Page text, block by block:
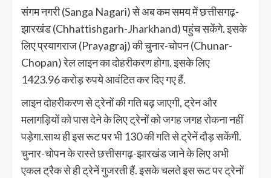
संगम नगरी (Sanga Nagari) से अब कम समय में छत्तीसगढ़-
झारखंड (Chhattishgarh-Jharkhand) पहुंच सकेंगे. इसके
लिए प्रयागराज (Prayagraj) की चुनार-चोपन (Chunar-
Chopan) रेल लाइन का दोहरीकरण होगा. इसके लिए
1423.96 करोड़ रुपये आवंटित कर दिए गए हैं.
लाइन दोहरीकरण से ट्रेनों की गति बढ़ जाएगी, ट्रेन और
मलागड़ियों को पास देने के लिए ट्रेनों को जगह जगह रोकना नहीं
पड़ेगा.साथ ही इस रूट पर भी 130 की गति से ट्रेनें दौड़ सकेंगी.
चुनार-चोपन के रास्ते छत्तीसगढ़-झारखंड जाने के लिए अभी
एकल ट्रैक से ही ट्रेनें गुजरती हैं. इसके चलते इस रूट पर ट्रेनों